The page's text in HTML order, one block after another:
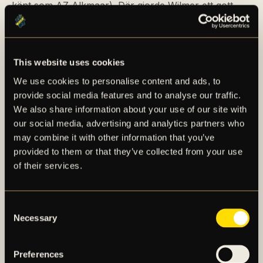
This website uses cookies
We use cookies to personalise content and ads, to
provide social media features and to analyse our traffic.
We also share information about your use of our site with
our social media, advertising and analytics partners who
may combine it with other information that you’ve
provided to them or that they’ve collected from your use
of their services.
Selection
Necessary
Preferences
känt som AZ Alkmaar). Där gjorde Wilmer ett gott
intryck och erbjöds ett kontrakt som innebar att han i
augusti 2022 anslöt till klubbens P18-lag. Under sin
U18- och U19-lag i både inhemska tävlingar och i
Uefa Youth League. Wilmer har även fått känna på
spel med U21-laget (Jong AZ) som spelar i den
nederländska andraligan. Debuten där kom i
förlustmatchen mot Roda (0–2) den 13 mars 2023 där
Wilmer spelade hela matchen. Totalt har Wilmer
noterats för fyra framträdanden i Jong AZ.
tillsammans men P18-laget var med och spelade en
4-nationsturnering. Wilmer spelade i båda
Danmark (0–3).